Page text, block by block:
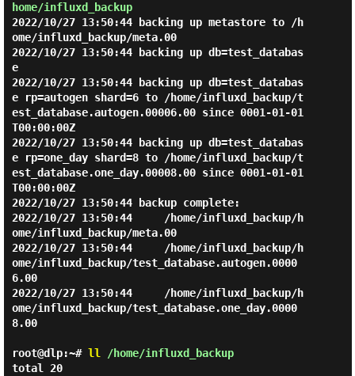
home/influxd_backup
2022/10/27 13:50:44 backing up metastore to /h
ome/influxd_backup/meta.00
2022/10/27 13:50:44 backing up db=test_databas
e
2022/10/27 13:50:44 backing up db=test_databas
e rp=autogen shard=6 to /home/influxd_backup/t
est_database.autogen.00006.00 since 0001-01-01
T00:00:00Z
2022/10/27 13:50:44 backing up db=test_databas
e rp=one_day shard=8 to /home/influxd_backup/t
est_database.one_day.00008.00 since 0001-01-01
T00:00:00Z
2022/10/27 13:50:44 backup complete:
2022/10/27 13:50:44     /home/influxd_backup/h
ome/influxd_backup/meta.00
2022/10/27 13:50:44     /home/influxd_backup/h
ome/influxd_backup/test_database.autogen.0000
6.00
2022/10/27 13:50:44     /home/influxd_backup/h
ome/influxd_backup/test_database.one_day.0000
8.00
root@dlp:~# ll /home/influxd_backup
total 20